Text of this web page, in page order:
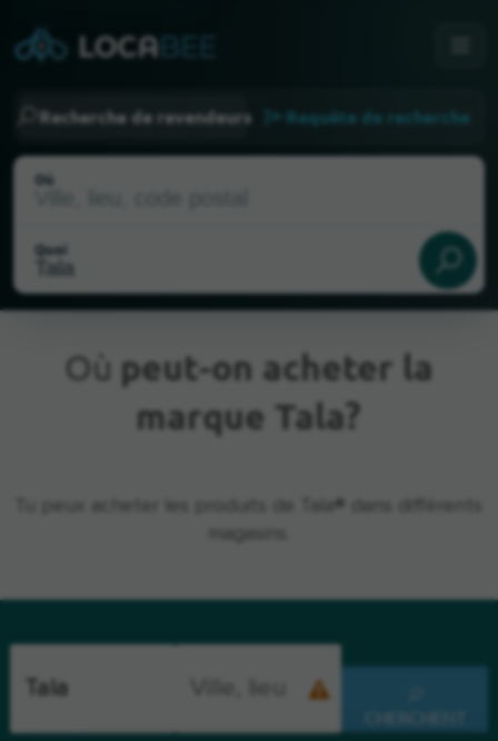
Recherche de revendeurs Requête de recherche
Où
Quoi
Emplacement actuel
Où peut-on acheter la
marque Tala?
Tu peux acheter les produits de Tala® dans différents
CHERCHENT